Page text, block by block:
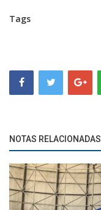
Tags
NOTAS RELACIONADAS